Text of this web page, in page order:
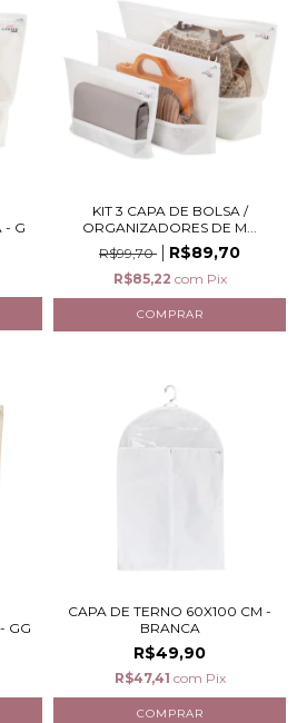
- G
KIT 3 CAPA DE BOLSA /
ORGANIZADORES DE M...
R$99,70
R$89,70
R$85,22 com Pix
GG
CAPA DE TERNO 60X100 CM -
BRANCA
R$49,90
R$47,41 com Pix